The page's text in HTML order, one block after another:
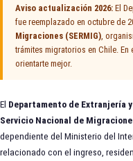
Aviso actualización 2026: El
fue reemplazado en octubre de
Migraciones (SERMIG) ,
trámites migratorios en Chile.
orientarte mejor.
El Departamento de Extranjería
Servicio Nacional de
dependiente del Ministerio del
relacionado con el ingreso,